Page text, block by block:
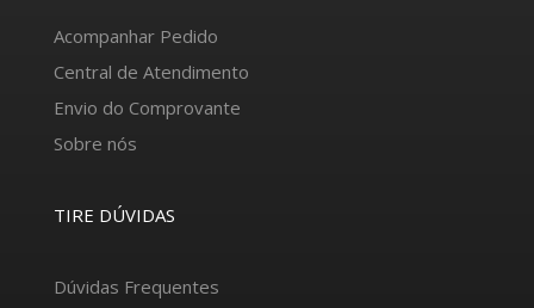
Acompanhar Pedido
Central de Atendimento
Envio do Comprovante
Sobre nós
TIRE DÚVIDAS
Dúvidas Frequentes